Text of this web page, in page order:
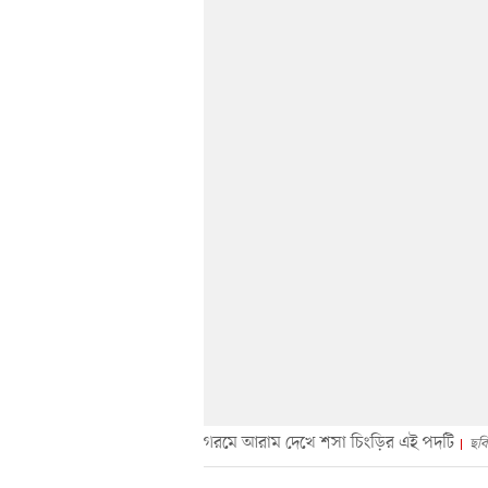
গরমে আরাম দেখে শসা চিংড়ির এই পদটি